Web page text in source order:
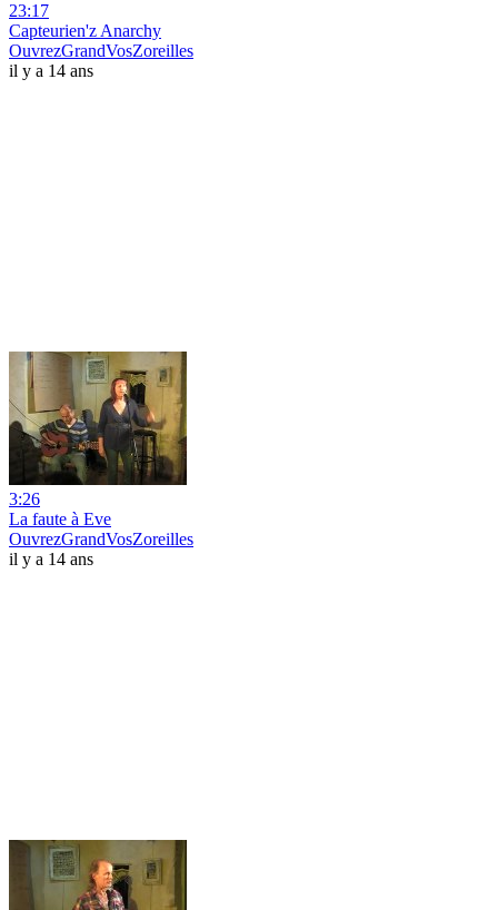
23:17
Capteurien'z Anarchy
OuvrezGrandVosZoreilles
il y a 14 ans
3:26
La faute à Eve
OuvrezGrandVosZoreilles
il y a 14 ans